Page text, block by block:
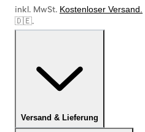
inkl. MwSt. Kostenloser Versand.
🇩🇪.
Versand & Lieferung